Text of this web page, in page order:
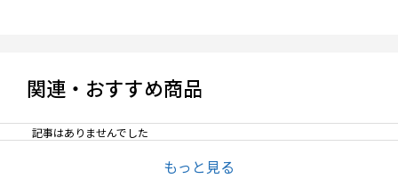
関連・おすすめ商品
記事はありませんでした
もっと見る